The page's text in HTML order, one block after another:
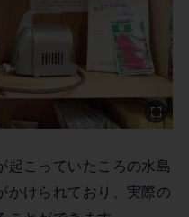
起こっていたころの水島
かけられており、実際の